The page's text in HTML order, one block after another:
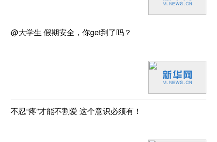
@大学生 假期安全，你get到了吗？
不忍“疼”才能不割爱 这个意识必须有！